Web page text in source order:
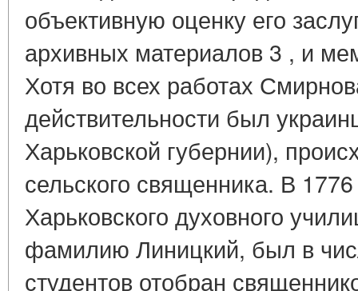
объективную оценку его
архивных материалов 3 , и
Хотя во всех работах
действительности был
Харьковской губернии),
сельского священника. В
Харьковского духовного
фамилию Линицкий, был в
студентов отобран